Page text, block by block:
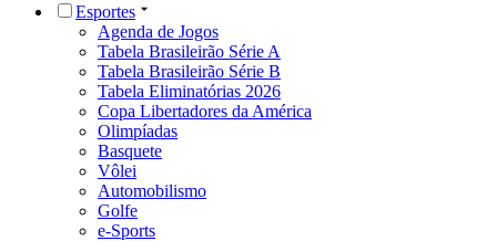
Esportes
Agenda de Jogos
Tabela Brasileirão Série A
Tabela Brasileirão Série B
Tabela Eliminatórias 2026
Copa Libertadores da América
Olimpíadas
Basquete
Vôlei
Automobilismo
Golfe
e-Sports